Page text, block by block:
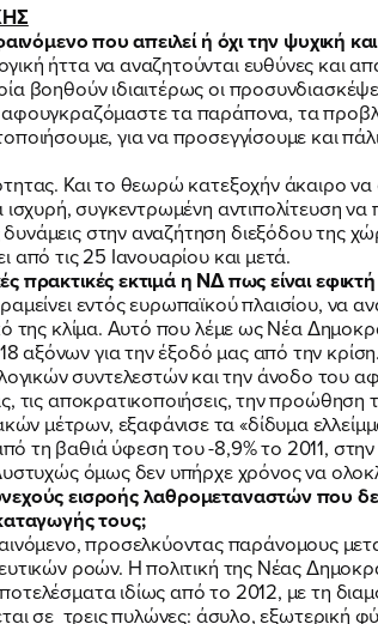
ΕΙΜΑΙ
που απειλεί ή όχι την ψυχική
ήττα να αναζητούνται ευθύνες και
βοηθούν ιδιαιτέρως οι
τα παράπονα, τα
για να προσεγγίσουμε και
Και το θεωρώ κατεξοχήν άκαιρο να
συγκεντρωμένη αντιπολίτευση να
στην αναζήτηση διεξόδου της
από τις 25 Ιανουαρίου και μετά.
πρακτικές εκτιμά η ΝΔ πως είναι
εντός ευρωπαϊκού πλαισίου, να
της κλίμα. Αυτό που λέμε ως Νέα
αξόνων για την έξοδό μας από την
συντελεστών και την άνοδο του
τις αποκρατικοποιήσεις, την
μέτρων, εξαφάνισε τα «δίδυμα
τη βαθιά ύφεση του -8,9% το 2011,
όμως δεν υπήρχε χρόνος να
εισροής λαθρομεταναστών που
τους;
προσελκύοντας παράνομους
ροών. Η πολιτική της Νέας
ιδίως από το 2012, με τη
σε τρεις πυλώνες: άσυλο,
Προσωπικών Δεδομένωνκαι τους
Γραφείου της Βουλευτού Νίκης Κεραμέως
Προσωπικών Δεδομένωνκαι τους
Γραφείου της Βουλευτού Νίκης Κεραμέως